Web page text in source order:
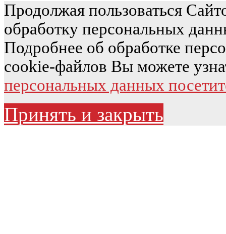
Продолжая пользоваться
обработку персональных
Подробнее об обработке
cookie-файлов Вы можете
персональных данных
Принять и закрыть